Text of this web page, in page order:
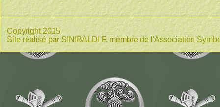
Copyright 2015
Site réalisé par SINIBALDI F. membre de l'Association